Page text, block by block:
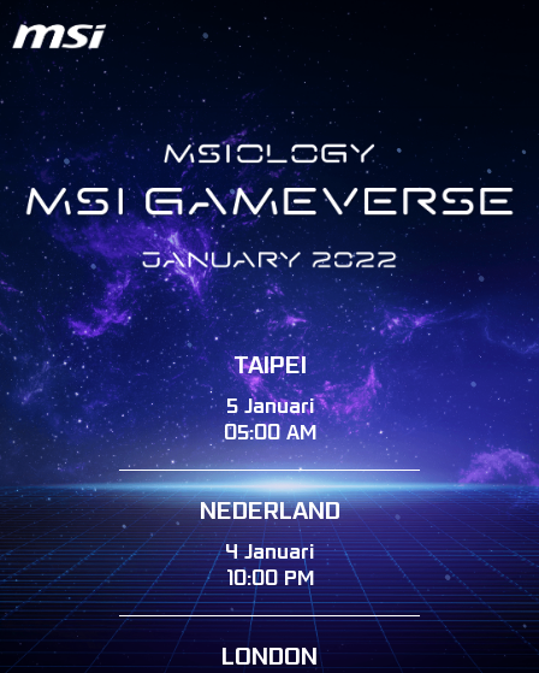
TAIPEI
5 Januari
05:00 AM
NEDERLAND
4 Januari
10:00 PM
LONDON